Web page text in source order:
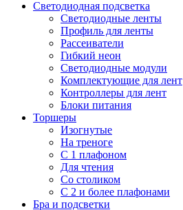
Светодиодная подсветка
Светодиодные ленты
Профиль для ленты
Рассеиватели
Гибкий неон
Светодиодные модули
Комплектующие для лент
Контроллеры для лент
Блоки питания
Торшеры
Изогнутые
На треноге
С 1 плафоном
Для чтения
Со столиком
С 2 и более плафонами
Бра и подсветки